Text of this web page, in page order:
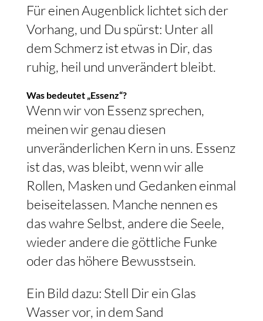
Für einen Augenblick lichtet sich der
Vorhang, und Du spürst: Unter all
dem Schmerz ist etwas in Dir, das
ruhig, heil und unverändert bleibt.
Was bedeutet „Essenz“?
Wenn wir von Essenz sprechen,
meinen wir genau diesen
unveränderlichen Kern in uns. Essenz
ist das, was bleibt, wenn wir alle
Rollen, Masken und Gedanken einmal
beiseitelassen. Manche nennen es
das wahre Selbst, andere die Seele,
wieder andere die göttliche Funke
oder das höhere Bewusstsein.
Ein Bild dazu: Stell Dir ein Glas
Wasser vor, in dem Sand